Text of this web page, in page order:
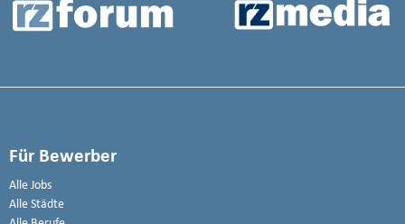
Für Bewerber
Alle Jobs
Alle Städte